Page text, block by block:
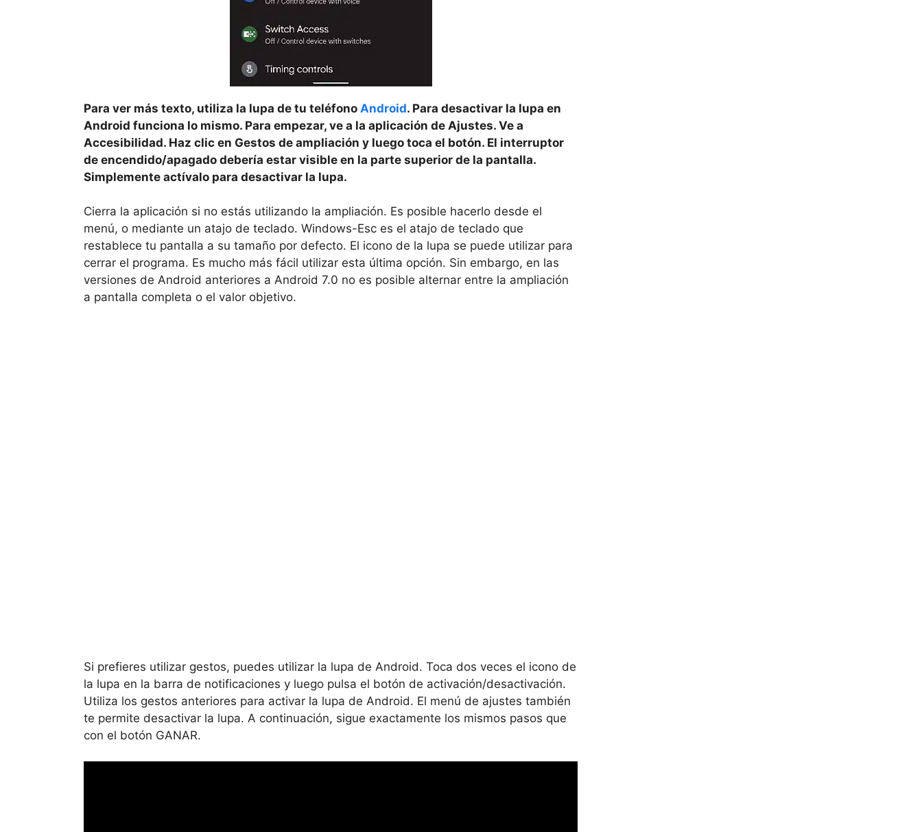
Para ver más texto, utiliza la lupa de tu teléfono Android. Para desactivar la lupa en
Android funciona lo mismo. Para empezar, ve a la aplicación de Ajustes. Ve a
Accesibilidad. Haz clic en Gestos de ampliación y luego toca el botón. El interruptor
de encendido/apagado debería estar visible en la parte superior de la pantalla.
Simplemente actívalo para desactivar la lupa.
Cierra la aplicación si no estás utilizando la ampliación. Es posible hacerlo desde el
menú, o mediante un atajo de teclado. Windows-Esc es el atajo de teclado que
restablece tu pantalla a su tamaño por defecto. El icono de la lupa se puede utilizar para
cerrar el programa. Es mucho más fácil utilizar esta última opción. Sin embargo, en las
versiones de Android anteriores a Android 7.0 no es posible alternar entre la ampliación
a pantalla completa o el valor objetivo.
Si prefieres utilizar gestos, puedes utilizar la lupa de Android. Toca dos veces el icono de
la lupa en la barra de notificaciones y luego pulsa el botón de activación/desactivación.
Utiliza los gestos anteriores para activar la lupa de Android. El menú de ajustes también
te permite desactivar la lupa. A continuación, sigue exactamente los mismos pasos que
con el botón GANAR.